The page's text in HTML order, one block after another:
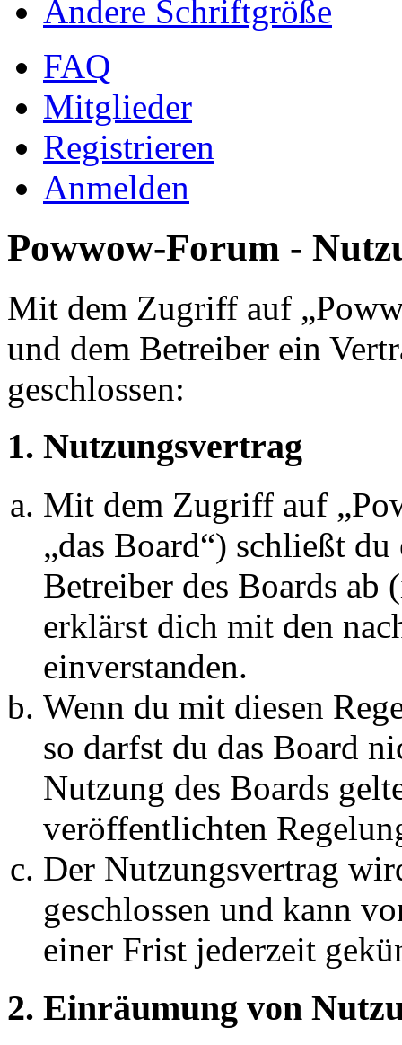
Ändere Schriftgröße
FAQ
Mitglieder
Registrieren
Anmelden
Powwow-Forum -
Mit dem Zugriff auf
und dem Betreiber ein
geschlossen:
1. Nutzungsvertrag
Mit dem Zugriff auf
„das Board“) schließt
Betreiber des Boards ab
erklärst dich mit den
einverstanden.
Wenn du mit diesen
so darfst du das Board
Nutzung des Boards
veröffentlichten
Der Nutzungsvertrag
geschlossen und kann
einer Frist jederzeit
2. Einräumung von